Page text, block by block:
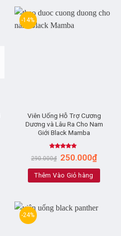
-14%
Viên Uống Hỗ Trợ Cương
Dương và Lâu Ra Cho Nam
Giới Black Mamba
Rated 5.00
out of 5
290.000₫ 250.000₫
Thêm Vào Giỏ hàng
-24%